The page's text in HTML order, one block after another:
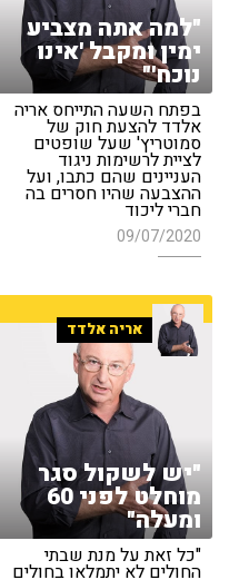
"למה אתה מצביע
ימין ומקבל 'אינו
נוכח'"
בפתח השעה התייחס אריה
אלדד להצעת חוק של
סמוטריץ' שעל שופטים
לציית לרשימות ניגוד
העניינים שהם כתבו, ועל
ההצבעה שהיו חסרים בה
חברי ליכוד
09/07/2020
אריה אלדד
"יש לשקול סגר
מוחלט לפני 60
ומעלה"
"כל זאת על מנת שבתי
החולים לא יתמלאו בחולים